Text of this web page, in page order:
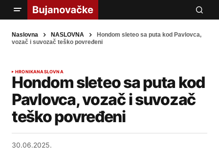
Naslovna NASLOVNA
Hondom sleteo sa puta kod Pavlovca,
vozač i suvozač teško povređeni
HRONIKANASLOVNA
Hondom sleteo sa puta kod
Pavlovca, vozač i suvozač
teško povređeni
30.06.2025.